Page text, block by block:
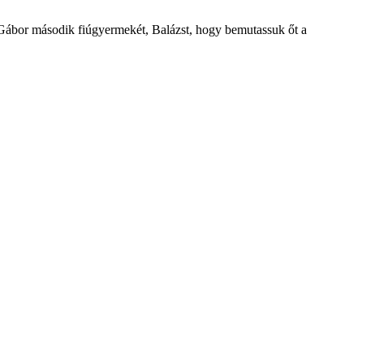
második fiúgyermekét, Balázst, hogy bemutassuk őt a